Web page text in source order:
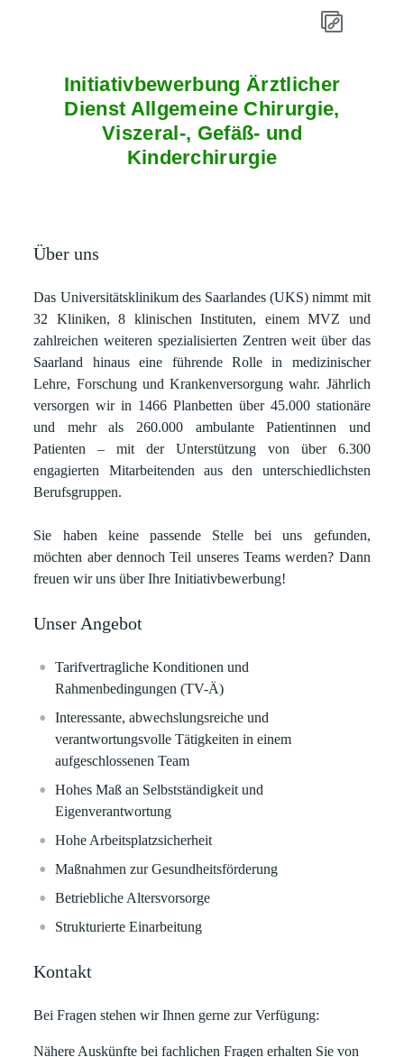
Initiativbewerbung Ärztlicher
Dienst Allgemeine Chirurgie,
Viszeral-, Gefäß- und
Kinderchirurgie
Über uns
Das Universitätsklinikum des Saarlandes (UKS) nimmt mit
32 Kliniken, 8 klinischen Instituten, einem MVZ und
zahlreichen weiteren spezialisierten Zentren weit über das
Saarland hinaus eine führende Rolle in medizinischer
Lehre, Forschung und Krankenversorgung wahr. Jährlich
versorgen wir in 1466 Planbetten über 45.000 stationäre
und mehr als 260.000 ambulante Patientinnen und
Patienten – mit der Unterstützung von über 6.300
engagierten Mitarbeitenden aus den unterschiedlichsten
Berufsgruppen.
Sie haben keine passende Stelle bei uns gefunden,
möchten aber dennoch Teil unseres Teams werden? Dann
freuen wir uns über Ihre Initiativbewerbung!
Unser Angebot
Tarifvertragliche Konditionen und
Rahmenbedingungen (TV-Ä)
Interessante, abwechslungsreiche und
verantwortungsvolle Tätigkeiten in einem
aufgeschlossenen Team
Hohes Maß an Selbstständigkeit und
Eigenverantwortung
Hohe Arbeitsplatzsicherheit
Maßnahmen zur Gesundheitsförderung
Betriebliche Altersvorsorge
Strukturierte Einarbeitung
Kontakt
Bei Fragen stehen wir Ihnen gerne zur Verfügung:
Nähere Auskünfte bei fachlichen Fragen erhalten Sie von